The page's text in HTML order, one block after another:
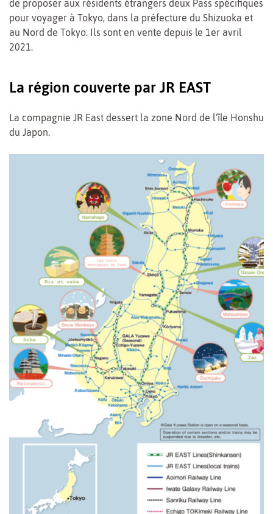
de proposer aux résidents étrangers deux Pass spécifiques
pour voyager à Tokyo, dans la préfecture du Shizuoka et
au Nord de Tokyo. Ils sont en vente depuis le 1er avril
2021.
La région couverte par JR EAST
La compagnie JR East dessert la zone Nord de l‘île Honshu
du Japon.